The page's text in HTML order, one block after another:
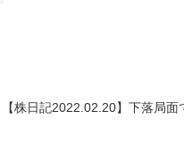
【株日記2022.02.20】下落局